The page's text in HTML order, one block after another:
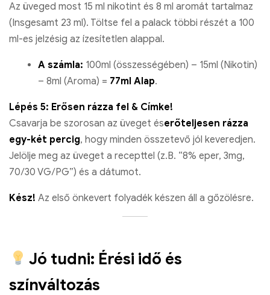
Az üveged most 15 ml nikotint és 8 ml aromát tartalmaz
(Insgesamt 23 ml). Töltse fel a palack többi részét a 100
ml-es jelzésig az ízesítetlen alappal.
A számla: 100ml (összességében) – 15ml (Nikotin)
– 8ml (Aroma) = 77ml Alap.
Lépés 5: Erősen rázza fel & Címke!
Csavarja be szorosan az üveget éserőteljesen rázza
egy-két percig, hogy minden összetevő jól keveredjen.
Jelölje meg az üveget a recepttel (z.B. “8% eper, 3mg,
70/30 VG/PG”) és a dátumot.
Kész! Az első önkevert folyadék készen áll a gőzölésre.
Jó tudni: Érési idő és
színváltozás